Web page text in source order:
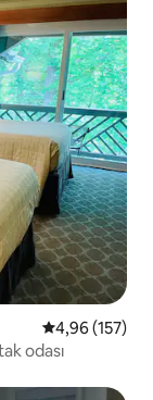
5 üzerinden
4,96 (157)
odası